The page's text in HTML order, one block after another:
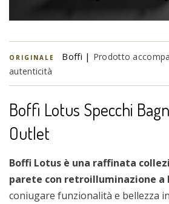
ORIGINALE Boffi | Prodotto
autenticità
Boffi Lotus Specchi
Outlet
Boffi Lotus è una raffinata
parete con retroilluminazione a
coniugare funzionalità e bellezza